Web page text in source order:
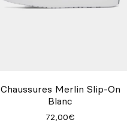
Chaussures Merlin Slip-On
Blanc
72,00€